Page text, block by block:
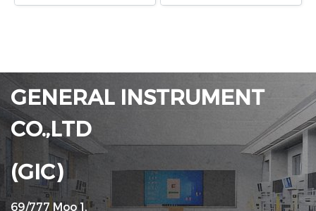
GENERAL INSTRUMENT
CO.,LTD
(GIC)
69/777 Moo 1,